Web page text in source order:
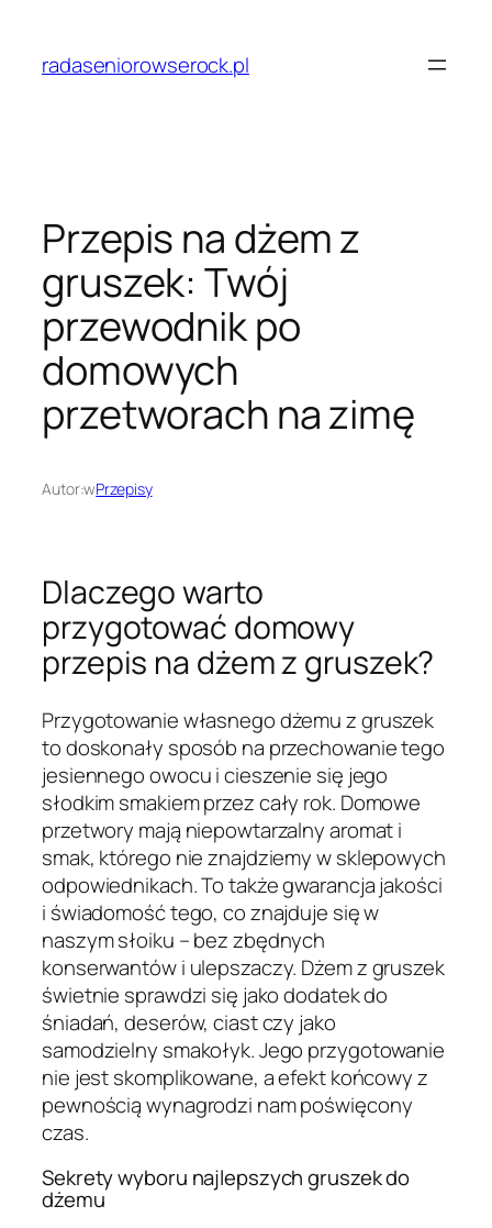
treściradaseniorowserock.pl
Przepis na dżem z
gruszek: Twój
przewodnik po
domowych
przetworach na zimę
Autor:wPrzepisy
Dlaczego warto
przygotować domowy
przepis na dżem z gruszek?
Przygotowanie własnego dżemu z gruszek
to doskonały sposób na przechowanie tego
jesiennego owocu i cieszenie się jego
słodkim smakiem przez cały rok. Domowe
przetwory mają niepowtarzalny aromat i
smak, którego nie znajdziemy w sklepowych
odpowiednikach. To także gwarancja jakości
i świadomość tego, co znajduje się w
naszym słoiku – bez zbędnych
konserwantów i ulepszaczy. Dżem z gruszek
świetnie sprawdzi się jako dodatek do
śniadań, deserów, ciast czy jako
samodzielny smakołyk. Jego przygotowanie
nie jest skomplikowane, a efekt końcowy z
pewnością wynagrodzi nam poświęcony
czas.
Sekrety wyboru najlepszych gruszek do
dżemu